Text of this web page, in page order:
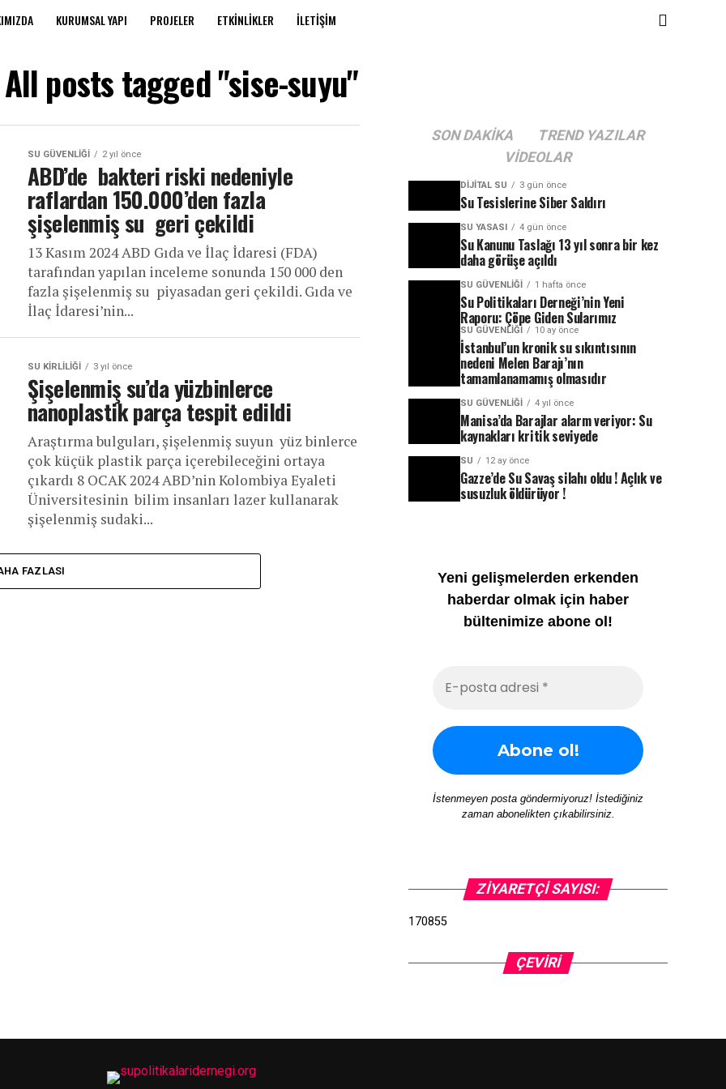
KURUMSAL YAPI PROJELER ETKINLIKLER İLETIŞIM
All posts tagged "sise-suyu"
SU GÜVENLIĞI 2 yıl önce
ABD’de bakteri riski nedeniyle
raflardan 150.000’den fazla
şişelenmiş su geri çekildi
13 Kasım 2024 ABD Gıda ve İlaç İdaresi (FDA)
tarafından yapılan inceleme sonunda 150 000 den
fazla şişelenmiş su piyasadan geri çekildi. Gıda ve
İlaç İdaresi’nin...
SU KIRLILIĞI 3 yıl önce
Şişelenmiş su’da yüzbinlerce
nanoplastik parça tespit edildi
Araştırma bulguları, şişelenmiş suyun yüz binlerce
çok küçük plastik parça içerebileceğini ortaya
çıkardı 8 OCAK 2024 ABD’nin Kolombiya Eyaleti
Üniversitesinin bilim insanları lazer kullanarak
şişelenmiş sudaki...
FAZLASI
SON DAKIKA
TREND YAZILAR
VIDEOLAR
DIJITAL SU 3 gün önce
Su Tesislerine Siber Saldırı
SU YASASI 4 gün önce
Su Kanunu Taslağı 13 yıl sonra bir kez
daha görüşe açıldı
SU GÜVENLIĞI 1 hafta önce
Su Politikaları Derneği’nin Yeni
Raporu: Çöpe Giden Sularımız
SU GÜVENLIĞI 10 ay önce
İstanbul’un kronik su sıkıntısının
nedeni Melen Barajı’nın
tamamlanamamış olmasıdır
SU GÜVENLIĞI 4 yıl önce
Manisa’da Barajlar alarm veriyor: Su
kaynakları kritik seviyede
SU 12 ay önce
Gazze’de Su Savaş silahı oldu ! Açlık ve
susuzluk öldürüyor !
Yeni gelişmelerden erkenden
haberdar olmak için haber
bültenimize abone ol!
İstenmeyen posta göndermiyoruz! İstediğiniz
zaman abonelikten çıkabilirsiniz.
ZIYARETÇI SAYISI:
170855
ÇEVIRI